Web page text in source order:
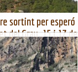
sortint per esperó
del Grau. 15 i 17 de
des de coll Piquer.
de la Paret del